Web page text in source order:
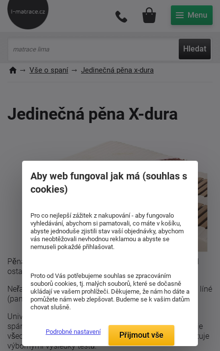
Hledat
Můj účet
Vše o spaní Jedinečná pěna x-dura
Jedinečná pěna X-dura
Pěna Xdura je jedinečným materiálem, který vyniká nad
ostatní materiály.
Neřadí se tak ani mezi studené HR pěny, standardní ani líné
(paměťové) pěny.
Univerzální měkká pěna, která je vhodná pro pohodlný
spánek a to bez přehřívání nebo pocení. Pěna kombinuje
všechny vlastnosti moderních pěn a svou kvalitu dokazuje
výbornými výsledky testů.
Aby web fungoval jak má (souhlas s
cookies)
Pro co nejlepší zážitek z nakupování - aby fungovalo
vyhledávání, abychom si pamatovali, co máte v košíku,
abyste jednoduše zjistili stav vaší objednávky, abychom
vás neobtěžovali nevhodnou reklamou a abyste se
nemuseli pokaždé přihlašovat.
Proto od Vás potřebujeme souhlas se zpracováním
souborů cookies, tj. malých souborů, které se dočasně
ukládají ve vašem prohlížeči. Děkujeme, že nám ho dáte a
pomůžete nám web zlepšovat. Budeme se k vašim datům
chovat slušně.
Podrobné nastavení Přijmout vše